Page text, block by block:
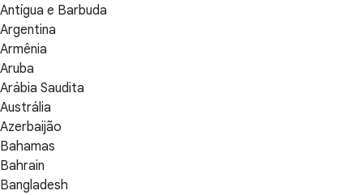
Antígua e Barbuda
Argentina
Armênia
Aruba
Arábia Saudita
Austrália
Azerbaijão
Bahamas
Bahrain
Bangladesh